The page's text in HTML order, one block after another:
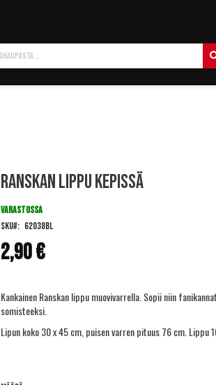
Ranskan lippu kepissä
2,90 €
VARASTOSSA
SKU
62038BL
Kankainen Ranskan lippu muovivarrella. Sopii niin
somisteeksi.
Lipun koko 30 x 45 cm, puisen varren pituus 76 cm. Lippu